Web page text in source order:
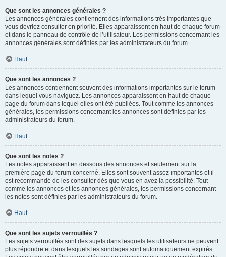
Que sont les annonces générales ?
Les annonces générales contiennent des informations très importantes que
vous devriez consulter en priorité. Elles apparaissent en haut de chaque forum
et dans le panneau de contrôle de l’utilisateur. Les permissions concernant les
annonces générales sont définies par les administrateurs du forum.
Haut
Que sont les annonces ?
Les annonces contiennent souvent des informations importantes sur le forum
dans lequel vous naviguez. Les annonces apparaissent en haut de chaque
page du forum dans lequel elles ont été publiées. Tout comme les annonces
générales, les permissions concernant les annonces sont définies par les
administrateurs du forum.
Haut
Que sont les notes ?
Les notes apparaissent en dessous des annonces et seulement sur la
première page du forum concerné. Elles sont souvent assez importantes et il
est recommandé de les consulter dès que vous en avez la possibilité. Tout
comme les annonces et les annonces générales, les permissions concernant
les notes sont définies par les administrateurs du forum.
Haut
Que sont les sujets verrouillés ?
Les sujets verrouillés sont des sujets dans lesquels les utilisateurs ne peuvent
plus répondre et dans lesquels les sondages sont automatiquement expirés.